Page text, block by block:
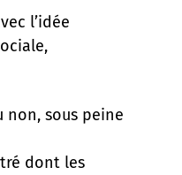
l’idée
sous peine
dont les